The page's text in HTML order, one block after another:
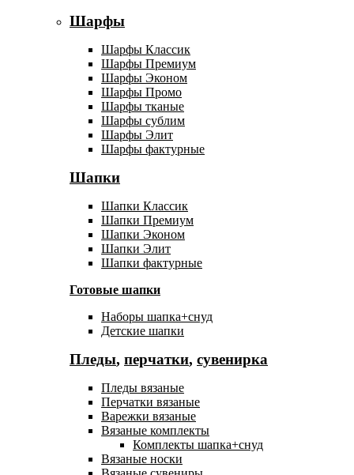
Шарфы
Шарфы Классик
Шарфы Премиум
Шарфы Эконом
Шарфы Промо
Шарфы тканые
Шарфы сублим
Шарфы Элит
Шарфы фактурные
Шапки
Шапки Классик
Шапки Премиум
Шапки Эконом
Шапки Элит
Шапки фактурные
Готовые шапки
Наборы шапка+снуд
Детские шапки
Пледы, перчатки, сувенирка
Пледы вязаные
Перчатки вязаные
Варежки вязаные
Вязаные комплекты
Комплекты шапка+снуд
Вязаные носки